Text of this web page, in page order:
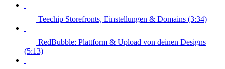
Teechip Storefronts, Einstellungen & Domains (3:34)
RedBubble: Plattform & Upload von deinen Designs
(5:13)